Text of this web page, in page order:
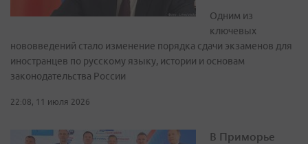
Одним из
ключевых
нововведений стало изменение порядка сдачи экзаменов для
иностранцев по русскому языку, истории и основам
законодательства России
22:08, 11 июля 2026
В Приморье